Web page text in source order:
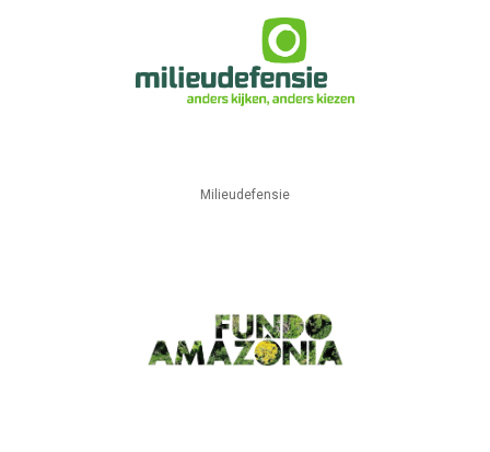
Milieudefensie